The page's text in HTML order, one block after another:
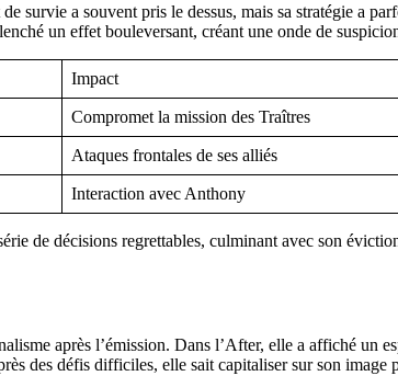
survie a souvent pris le dessus, mais sa stratégie a
un effet bouleversant, créant une onde de
Impact
Compromet la mission des Traîtres
Ataques frontales de ses alliés
Interaction avec Anthony
de décisions regrettables, culminant avec son
après l’émission. Dans l’After, elle a affiché un
des défis difficiles, elle sait capitaliser sur son image